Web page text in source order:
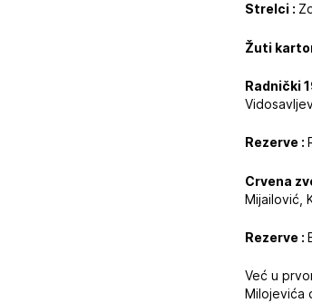
Strelci :
Žuti
Radnički
Rezerve :
Crvena
Mijailović,
Rezerve :
Već u
Milojevića